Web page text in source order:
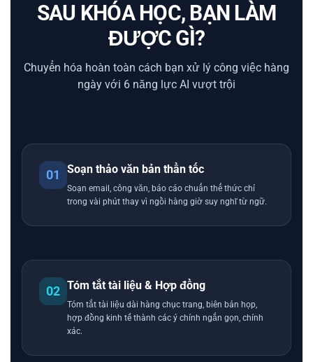
SAU KHÓA HỌC, BẠN LÀM
ĐƯỢC GÌ?
Chuyển hóa hoàn toàn cách bạn xử lý công việc hàng
ngày với 6 năng lực AI vượt trội
01 Soạn thảo văn bản thần tốc
Soạn email, công văn, báo cáo chuẩn thể thức chỉ
trong vài phút thay vì ngồi hàng giờ suy nghĩ từ ngữ.
02 Tóm tắt tài liệu & Hợp đồng
Tóm tắt tài liệu dài hàng chục trang, biên bản họp,
hợp đồng kinh tế thành các ý chính ngắn gọn, chính
xác.